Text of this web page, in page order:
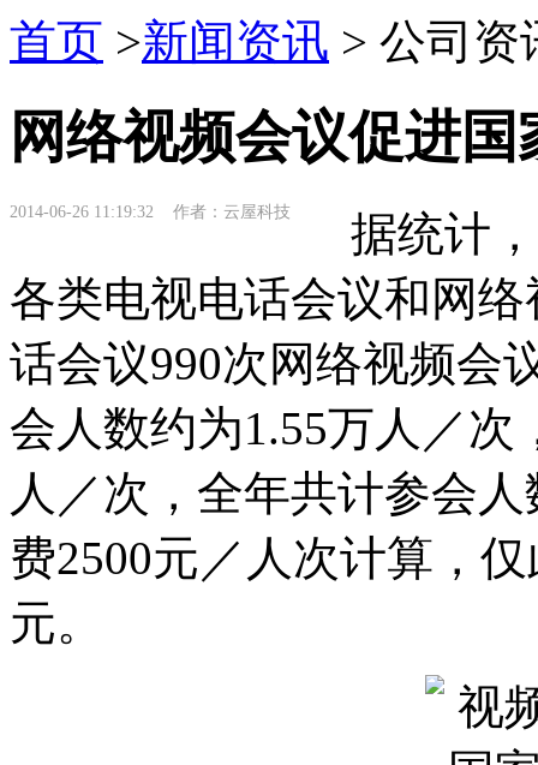
首页 >新闻资讯 > 公司资
网络视频会议促进
2014-06-26 11:19:32 作者：云屋科技
据统计，
各类电视电话会议和网
话会议990次网络视频会
会人数约为1.55万人／
人／次，全年共计参会
费2500元／人次计算，
元。